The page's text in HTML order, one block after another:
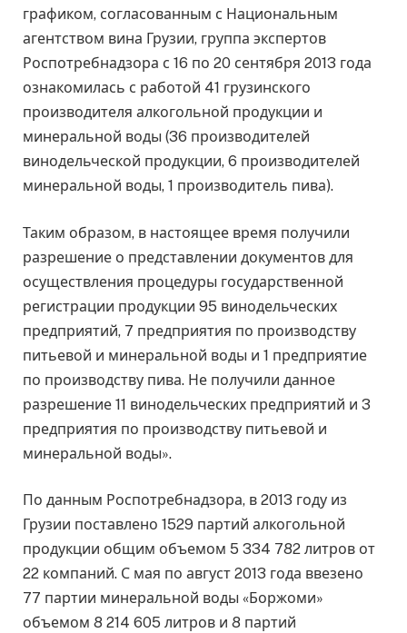
графиком, согласованным с Национальным
агентством вина Грузии, группа экспертов
Роспотребнадзора с 16 по 20 сентября 2013 года
ознакомилась с работой 41 грузинского
производителя алкогольной продукции и
минеральной воды (36 производителей
винодельческой продукции, 6 производителей
минеральной воды, 1 производитель пива).
Таким образом, в настоящее время получили
разрешение о представлении документов для
осуществления процедуры государственной
регистрации продукции 95 винодельческих
предприятий, 7 предприятия по производству
питьевой и минеральной воды и 1 предприятие
по производству пива. Не получили данное
разрешение 11 винодельческих предприятий и 3
предприятия по производству питьевой и
минеральной воды».
По данным Роспотребнадзора, в 2013 году из
Грузии поставлено 1529 партий алкогольной
продукции общим объемом 5 334 782 литров от
22 компаний. С мая по август 2013 года ввезено
77 партии минеральной воды «Боржоми»
объемом 8 214 605 литров и 8 партий